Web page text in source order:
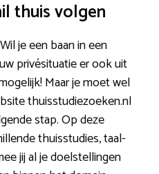
thuis volgen
je een baan in een
privésituatie er ook uit
Maar je moet wel
thuisstudiezoeken.nl
stap. Op deze
thuisstudies, taal-
jij al je doelstellingen